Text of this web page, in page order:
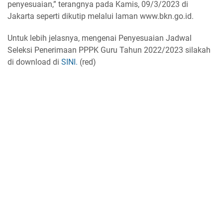
penyesuaian,” terangnya pada Kamis, 09/3/2023 di
Jakarta seperti dikutip melalui laman www.bkn.go.id.
Untuk lebih jelasnya, mengenai Penyesuaian Jadwal
Seleksi Penerimaan PPPK Guru Tahun 2022/2023 silakah
di download di SINI. (red)